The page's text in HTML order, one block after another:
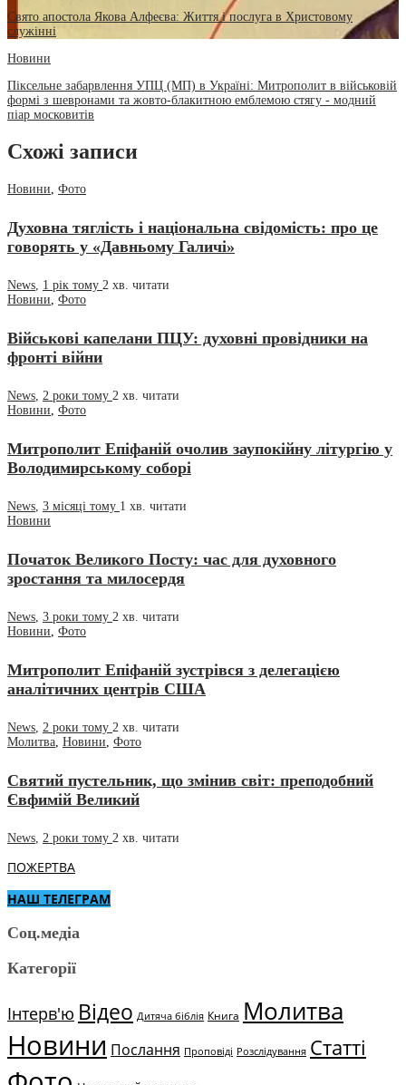
Свято апостола Якова Алфеєва: Життя і послуга в Христовому
служінні
Новини
Піксельне забарвлення УПЦ (МП) в Україні: Митрополит в військовій
формі з шевронами та жовто-блакитною емблемою стягу - модний
піар московитів
Схожі записи
Новини, Фото
Духовна тяглість і національна свідомість: про це
говорять у «Давньому Галичі»
News, 1 рік тому 2 хв. читати
Новини, Фото
Військові капелани ПЦУ: духовні провідники на
фронті війни
News, 2 роки тому 2 хв. читати
Новини, Фото
Митрополит Епіфаній очолив заупокійну літургію у
Володимирському соборі
News, 3 місяці тому 1 хв. читати
Новини
Початок Великого Посту: час для духовного
зростання та милосердя
News 3 роки тому 2 хв. читати
Новини Фото
Митрополит Епіфаній зустрівся з делегацією
аналітичних центрів США
News 2 роки тому 2 хв. читати
Молитва Новини Фото
Святий пустельник, що змінив світ: преподобний
Євфимій Великий
News 2 роки тому 2 хв. читати
ПОЖЕРТВА
НАШ ТЕЛЕГРАМ
Соц.медіа
Категорії
Інтерв'ю Відео Дитяча біблія Книга Молитва
Новини Послання Проповіді Розслідування Статті